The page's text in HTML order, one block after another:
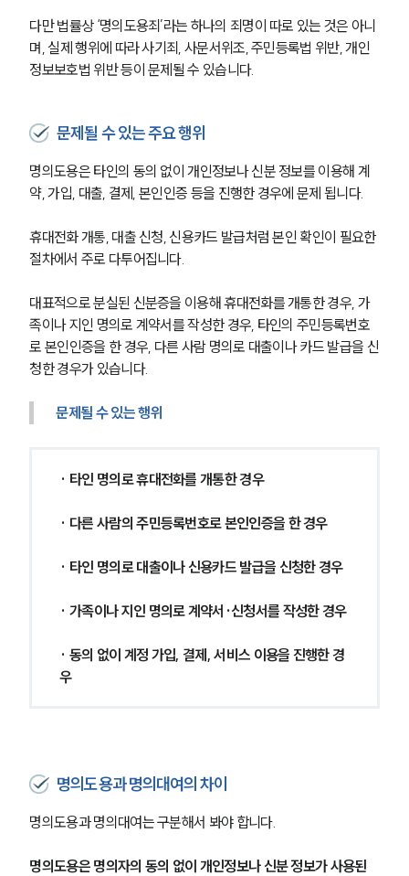
다만 법률상 ‘명의도용죄’라는 하나의 죄명이 따로 있는 것은 아니
며, 실제 행위에 따라 사기죄, 사문서위조, 주민등록법 위반, 개인
정보보호법 위반 등이 문제될 수 있습니다.
문제될 수 있는 주요 행위
명의도용은 타인의 동의 없이 개인정보나 신분 정보를 이용해 계
약, 가입, 대출, 결제, 본인인증 등을 진행한 경우에 문제 됩니다.
휴대전화 개통, 대출 신청, 신용카드 발급처럼 본인 확인이 필요한
절차에서 주로 다투어집니다.
대표적으로 분실된 신분증을 이용해 휴대전화를 개통한 경우, 가
족이나 지인 명의로 계약서를 작성한 경우, 타인의 주민등록번호
로 본인인증을 한 경우, 다른 사람 명의로 대출이나 카드 발급을 신
청한 경우가 있습니다.
문제될 수 있는 행위
· 타인 명의로 휴대전화를 개통한 경우
· 다른 사람의 주민등록번호로 본인인증을 한 경우
· 타인 명의로 대출이나 신용카드 발급을 신청한 경우
· 가족이나 지인 명의로 계약서·신청서를 작성한 경우
· 동의 없이 계정 가입, 결제, 서비스 이용을 진행한 경
우
명의도용과 명의대여의 차이
명의도용과 명의대여는 구분해서 봐야 합니다.
명의도용은 명의자의 동의 없이 개인정보나 신분 정보가 사용된